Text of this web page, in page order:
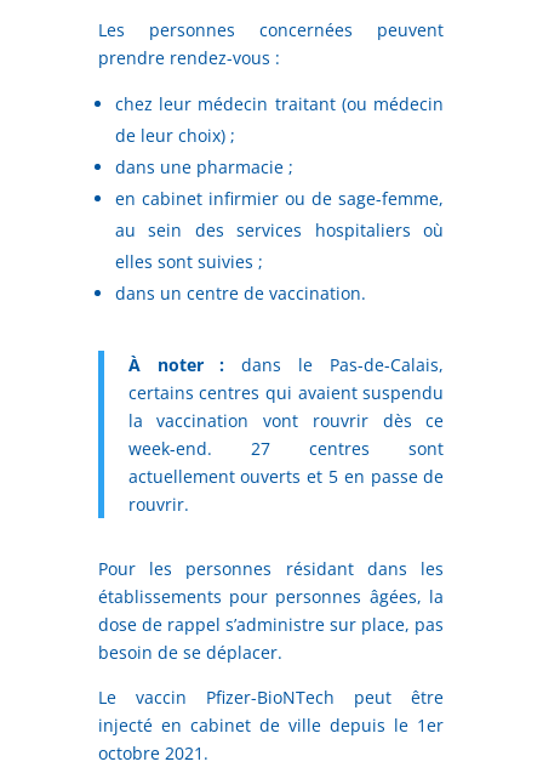
Les personnes concernées peuvent
prendre rendez-vous :
chez leur médecin traitant (ou médecin
de leur choix) ;
dans une pharmacie ;
en cabinet infirmier ou de sage-femme,
au sein des services hospitaliers où
elles sont suivies ;
dans un centre de vaccination.
À noter : dans le Pas-de-Calais,
certains centres qui avaient suspendu
la vaccination vont rouvrir dès ce
week-end. 27 centres sont
actuellement ouverts et 5 en passe de
rouvrir.
Pour les personnes résidant dans les
établissements pour personnes âgées, la
dose de rappel s’administre sur place, pas
besoin de se déplacer.
Le vaccin Pfizer-BioNTech peut être
injecté en cabinet de ville depuis le 1er
octobre 2021.